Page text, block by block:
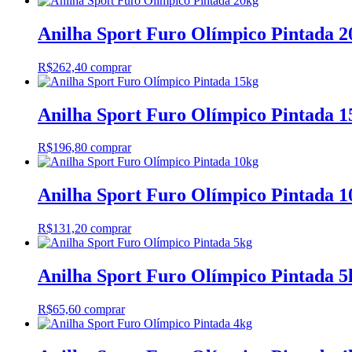
Anilha Sport Furo Olímpico Pintada
R$262,40 comprar
Anilha Sport Furo Olímpico Pintada
R$196,80 comprar
Anilha Sport Furo Olímpico Pintada
R$131,20 comprar
Anilha Sport Furo Olímpico Pintada
R$65,60 comprar